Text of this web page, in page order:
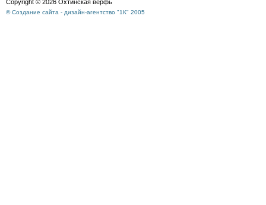
Copyright © 2026 Охтинская верфь
© Создание сайта - дизайн-агентство "1К" 2005